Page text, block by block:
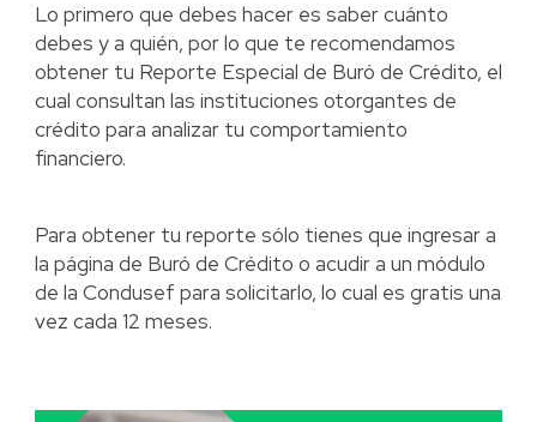
Lo primero que debes hacer es saber cuánto
debes y a quién, por lo que te recomendamos
obtener tu Reporte Especial de Buró de Crédito, el
cual consultan las instituciones otorgantes de
crédito para analizar tu comportamiento
financiero.
Para obtener tu reporte sólo tienes que ingresar a
la página de Buró de Crédito o acudir a un módulo
de la Condusef para solicitarlo, lo cual es gratis una
vez cada 12 meses.‍